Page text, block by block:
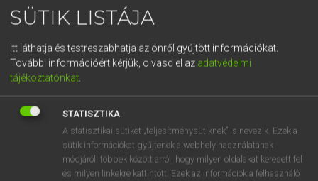
search
KERESÉS
Díjmentes angol szótár
spring mattress fn epeda
SÜTIK LISTÁJA
Itt láthatja és testreszabhatja az önről gyűjtött információkat.
További információért kérjük, olvasd el az adatvédelmi
tájékoztatónkat
STATISZTIKA
A statisztikai sütiket „teljesítménysütiknek” is nevezik. Ezek a
sütik információkat gyűjtenek a webhely használatának
módjáról, többek között arról, hogy milyen oldalakat keresett fel
és milyen linkekre kattintott. Ezek az információk a felhasználó
GR
5 6 7 8 9 ö ü ó
r t z u i o p ő ú
k l ű
n m , . AltGr